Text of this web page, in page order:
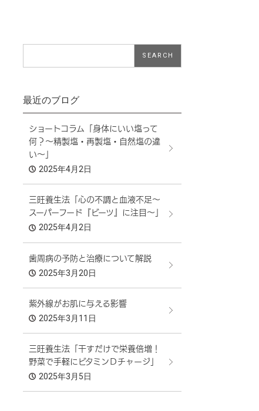
最近のブログ
ショートコラム「身体にいい塩って
何？～精製塩・再製塩・自然塩の違
い～」
2025年4月2日
三旺養生法「心の不調と血液不足～
スーパーフード『ビーツ』に注目～」
2025年4月2日
歯周病の予防と治療について解説
2025年3月20日
紫外線がお肌に与える影響
2025年3月11日
三旺養生法「干すだけで栄養倍増！
野菜で手軽にビタミンＤチャージ」
2025年3月5日